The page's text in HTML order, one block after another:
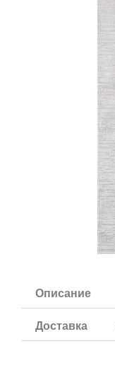
Описание
Доставка